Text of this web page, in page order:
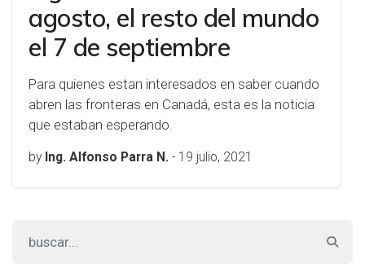
agosto, el resto del mundo
el 7 de septiembre
Para quienes estan interesados en saber cuando
abren las fronteras en Canadá, esta es la noticia
que estaban esperando.
by Ing. Alfonso Parra N. - 19 julio, 2021